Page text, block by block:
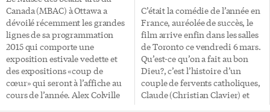
Canada (MBAC) à Ottawa a
dévoilé récemment les grandes
lignes de sa programmation
2015 qui comporte une
exposition estivale vedette et
des expositions «coup de
cœur» qui seront à l’affiche au
cours de l’année. Alex Colville
C’était la comédie de l’année en
France, auréolée de succès, le
film arrive enfin dans les salles
de Toronto ce vendredi 6 mars.
Qu’est-ce qu’on a fait au bon
Dieu?, c’est l’histoire d’un
couple de fervents catholiques,
Claude (Christian Clavier) et